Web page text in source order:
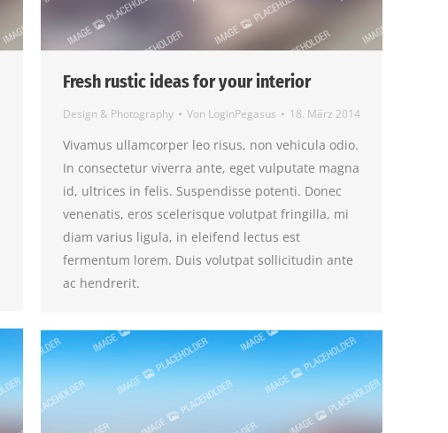
Fresh rustic ideas for your interior
Design & Photography Von LoginPegasus 18. März 2014
Vivamus ullamcorper leo risus, non vehicula odio.
In consectetur viverra ante, eget vulputate magna
id, ultrices in felis. Suspendisse potenti. Donec
venenatis, eros scelerisque volutpat fringilla, mi
diam varius ligula, in eleifend lectus est
fermentum lorem. Duis volutpat sollicitudin ante
ac hendrerit.